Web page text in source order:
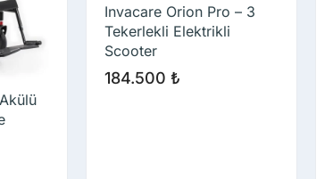
Invacare Orion Pro – 3
Tekerlekli Elektrikli
Scooter
184.500 ₺